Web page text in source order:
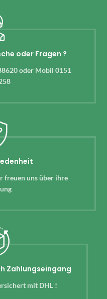
oder Fragen ?
oder Mobil 0151
freuen uns über ihre
Zahlungseingang
mit DHL !